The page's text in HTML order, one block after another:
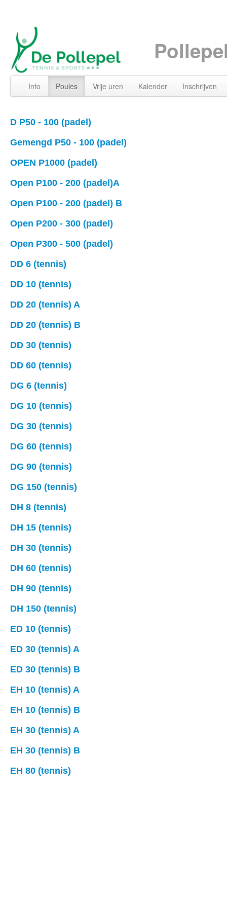
Info Poules Vrije uren Kalender Inschrijven
D P50 - 100 (padel)
Gemengd P50 - 100 (padel)
OPEN P1000 (padel)
Open P100 - 200 (padel)A
Open P100 - 200 (padel) B
Open P200 - 300 (padel)
Open P300 - 500 (padel)
DD 6 (tennis)
DD 10 (tennis)
DD 20 (tennis) A
DD 20 (tennis) B
DD 30 (tennis)
DD 60 (tennis)
DG 6 (tennis)
DG 10 (tennis)
DG 30 (tennis)
DG 60 (tennis)
DG 90 (tennis)
DG 150 (tennis)
DH 8 (tennis)
DH 15 (tennis)
DH 30 (tennis)
DH 60 (tennis)
DH 90 (tennis)
DH 150 (tennis)
ED 10 (tennis)
ED 30 (tennis) A
ED 30 (tennis) B
EH 10 (tennis) A
EH 10 (tennis) B
EH 30 (tennis) A
EH 30 (tennis) B
EH 80 (tennis)